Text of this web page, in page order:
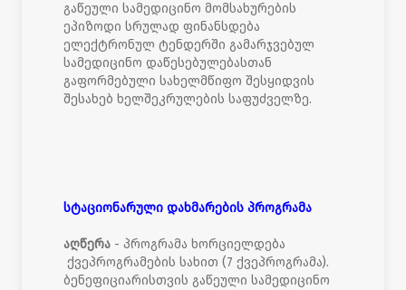
გაწეული სამედიცინო მომსახურების
ეპიზოდი სრულად ფინანსდება
ელექტრონულ ტენდერში გამარჯვებულ
სამედიცინო დაწესებულებასთან
გაფორმებული სახელმწიფო შესყიდვის
შესახებ ხელშეკრულების საფუძველზე.
სტაციონარული დახმარების პროგრამა
აღწერა - პროგრამა ხორციელდება
ქვეპროგრამების სახით (7 ქვეპროგრამა).
ბენეფიციარისთვის გაწეული სამედიცინო